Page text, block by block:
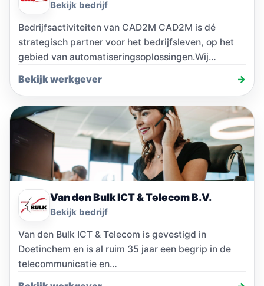
Bekijk bedrijf
Bedrijfsactiviteiten van CAD2M CAD2M is dé
strategisch partner voor het bedrijfsleven, op het
gebied van automatiseringsoplossingen.Wij
Bekijk werkgever →
Van den Bulk ICT & Telecom B.V.
Bekijk bedrijf
Van den Bulk ICT & Telecom is gevestigd in
Doetinchem en is al ruim 35 jaar een begrip in de
telecommunicatie en…